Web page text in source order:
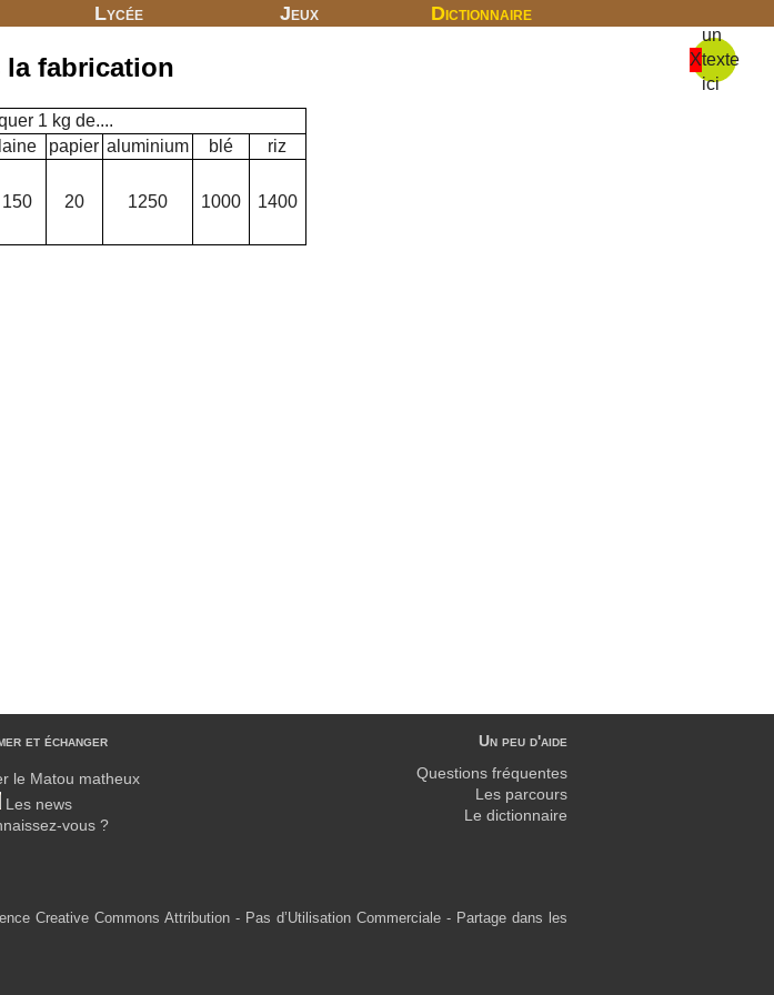
Lycée Jeux Dictionnaire
X
un
texte
ici
la fabrication
1 kg de....
laine papier aluminium blé riz
150 20 1250 1000 1400
et échanger
le Matou matheux
Les news
vous ?
Un peu d'aide
Questions fréquentes
Les parcours
Le dictionnaire
Creative Commons Attribution - Pas d’Utilisation Commerciale - Partage dans les